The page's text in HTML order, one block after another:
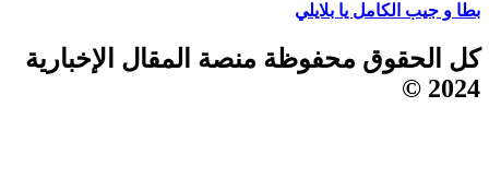
بطا و جيب الكامل يا بلايلي
كل الحقوق محفوظة منصة المقال الإخبارية
2024 ©